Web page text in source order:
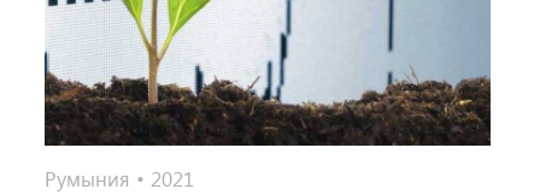
Румыния • 2021